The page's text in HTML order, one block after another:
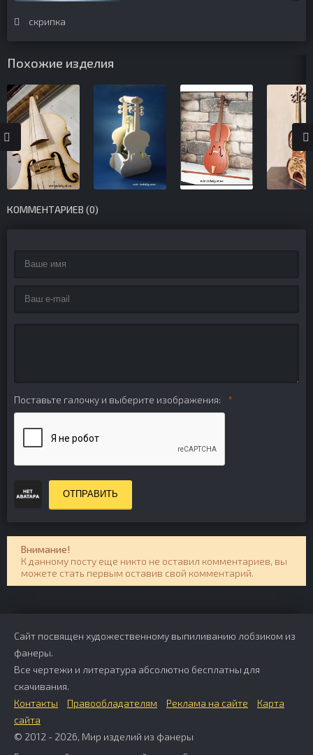
скрипка
Похожие изделия
КОММЕНТАРИЕВ (0)
Поставьте галочку и выберите изображения:
ОТПРАВИТЬ
Внимание!
К данному посту еще никто не оставил комментариев, вы
можете стать первым оставив свой комментарий.
Сайт посвящен художественному выпиливанию лобзиком из
фанеры.
Все чертежи и литература абсолютно бесплатны для
скачивания.
Контакты
Правообладателям Реклама на сайте
Карта
сайта
© 2012 - 2026, Мир изделий из фанеры